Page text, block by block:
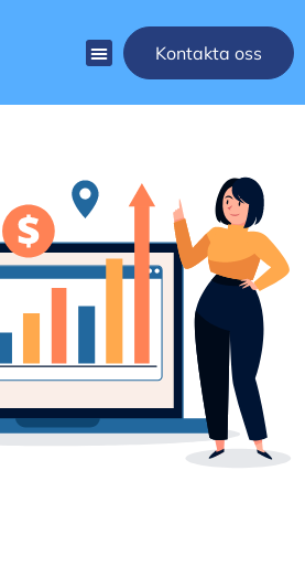
Kontakta oss